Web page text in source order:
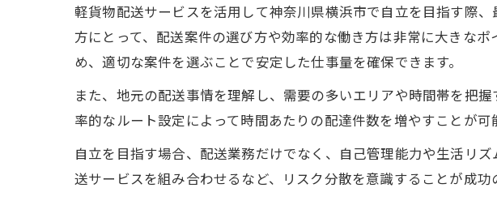
自立ドライ
現場経験が
軽貨物配送
安定収入の
自立と安定
軽貨物配送
軽貨物配送サービスを活用して神奈川県横浜市で自立を目指す際
方にとって、配送案件の選び方や効率的な働き方は非常に大きな
め、適切な案件を選ぶことで安定した仕事量を確保できます。
また、地元の配送事情を理解し、需要の多いエリアや時間帯を把
率的なルート設定によって時間あたりの配達件数を増やすことが
自立を目指す場合、配送業務だけでなく、自己管理能力や生活リ
送サービスを組み合わせるなど、リスク分散を意識することが成功